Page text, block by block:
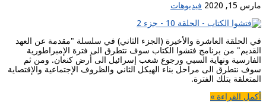
مارس 15, 2020 فيديوهات
في الحلقة العاشرة والأخيرة (الجزء الثاني) في سلسلة "مقدمة عن العهد
القديم" من برنامج فتشوا الكتاب سوف نتطرق الى فترة الإمبراطورية
الفارسية ونهاية السبي ورجوع شعب إسرائيل الى أرض كنعان. ومن ثم
سوف نتطرق الى مراحل بناء الهيكل الثاني والظروف الإجتماعية والإقتصاية
المتعلقة بتلك الفترة.
أكمل القراءة »